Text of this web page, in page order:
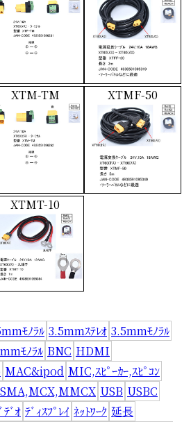
XTM-TM XTMF-50
XTMT-10
ﾓﾉﾗﾙ 3.5mmｽﾃﾚｵ 3.5mmﾓﾉﾗﾙ
ﾓﾉﾗﾙ BNC HDMI
MAC&ipod MIC,ｽﾋﾟｰｶｰ,ｽﾋﾟｺﾝ
SMA,MCX,MMCX USB USBC
ﾃﾞｵ ﾃﾞｨｽﾌﾟﾚｲ ﾈｯﾄﾜｰｸ 延長